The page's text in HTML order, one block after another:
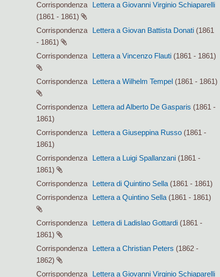
Corrispondenza
Lettera a Giovanni Virginio Schiaparelli
(1861 - 1861)
Corrispondenza
Lettera a Giovan Battista Donati (1861
- 1861)
Corrispondenza
Lettera a Vincenzo Flauti (1861 - 1861)
Corrispondenza Lettera a Wilhelm Tempel (1861 - 1861)
Corrispondenza Lettera ad Alberto De Gasparis (1861 -
1861)
Corrispondenza
Lettera a Giuseppina Russo (1861 -
1861)
Corrispondenza
Lettera a Luigi Spallanzani (1861 -
1861)
Corrispondenza
Lettera di Quintino Sella (1861 - 1861)
Corrispondenza
Lettera a Quintino Sella (1861 - 1861)
Corrispondenza Lettera di Ladislao Gottardi (1861 -
1861)
Corrispondenza
Lettera a Christian Peters (1862 -
1862)
Corrispondenza
Lettera a Giovanni Virginio Schiaparelli